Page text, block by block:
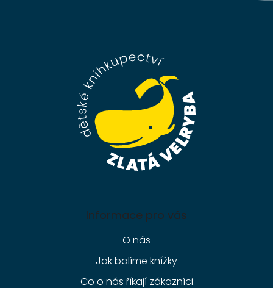
Informace pro vás
O nás
Jak balíme knížky
Co o nás říkají zákazníci